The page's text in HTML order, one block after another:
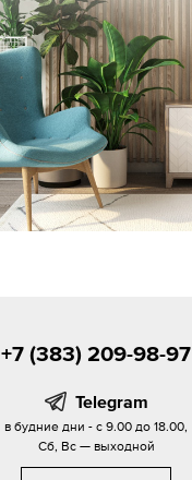
+7 (383) 209-98-97
Telegram
в будние дни - с 9.00 до 18.00,
Сб, Вс — выходной